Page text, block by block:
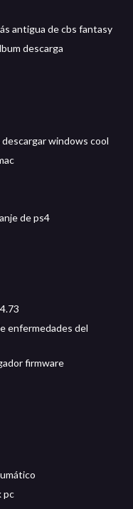
antigua de cbs fantasy
descarga
windows cool
de ps4
enfermedades del
firmware
pc